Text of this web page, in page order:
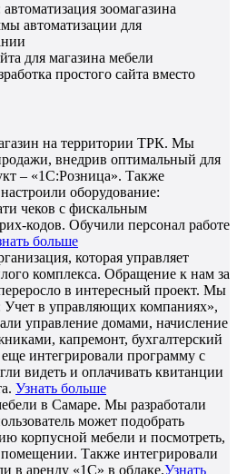
зоомагазина
автоматизации для
для магазина мебели
простого сайта вместо
на территории ТРК. Мы
внедрив оптимальный для
– «1С:Розница». Также
оборудование:
чеков с фискальным
кодов. Обучили персонал работе
больше
которая управляет
комплекса. Обращение к нам за
в интересный проект. Мы
в управляющих компаниях»,
управление домами, начисление
капремонт, бухгалтерский
интегрировали программу с
видеть и оплачивать квитанции
Узнать больше
в Самаре. Мы разработали
может подобрать
корпусной мебели и посмотреть,
помещении. Также интегрировали
в аренду «1С» в облаке.Узнать